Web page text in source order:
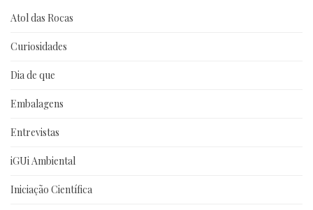
Atol das Rocas
Curiosidades
Dia de que
Embalagens
Entrevistas
iGUi Ambiental
Iniciação Científica